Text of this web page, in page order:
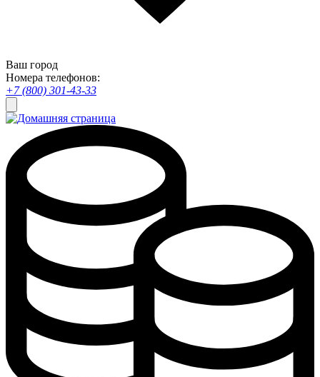
Ваш город
Номера телефонов:
+7 (800) 301-43-33